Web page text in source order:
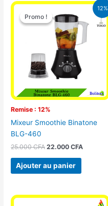
12%
Promo !
Remise : 12%
Promo !
Mixeur Smoothie Binatone
BLG-460
25.000CFA
Le
prix
initial
était :
25.000 CFA.
22.000CFA
Le
prix
actuel
est :
Ajouter au panier